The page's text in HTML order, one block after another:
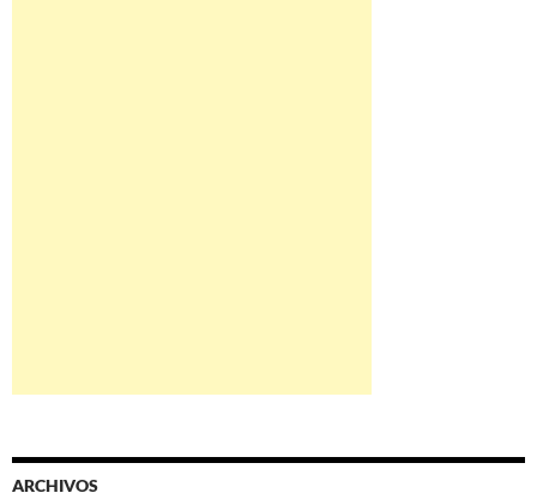
ARCHIVOS